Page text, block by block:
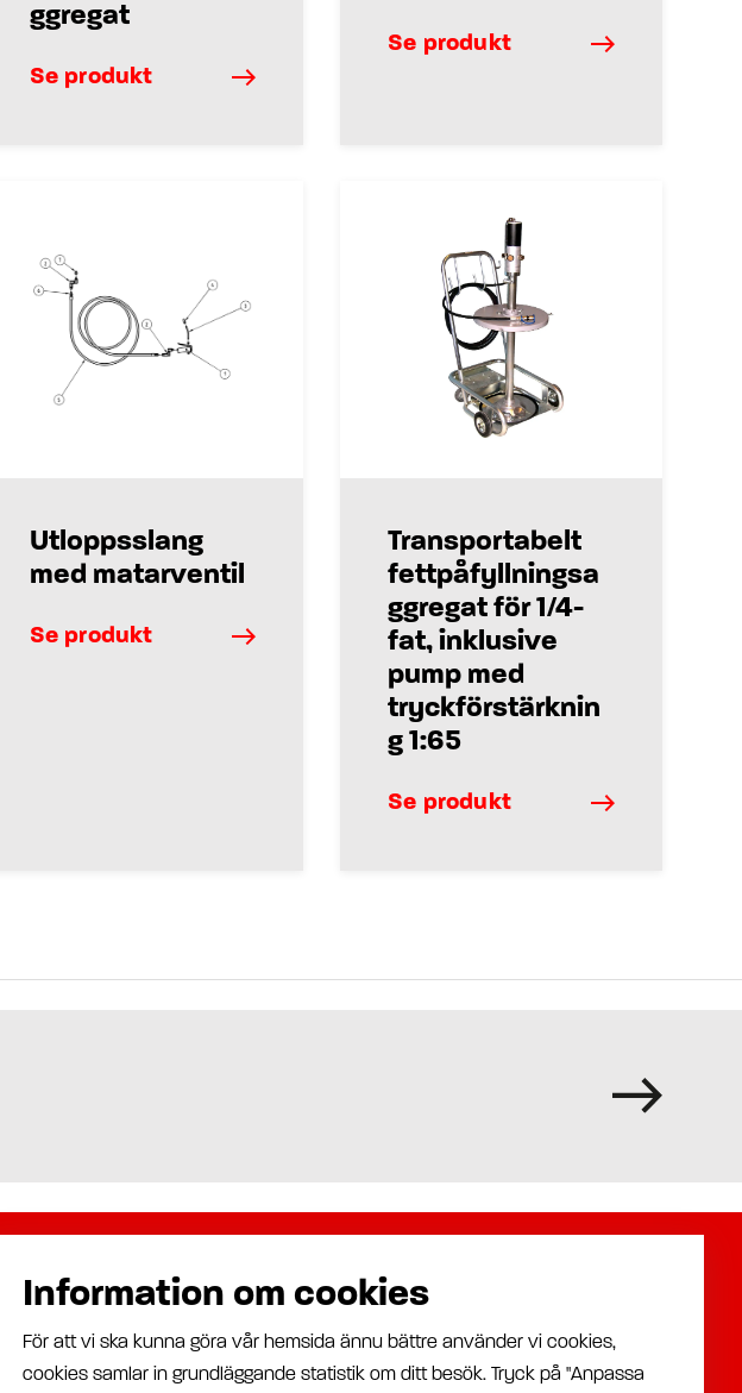
ggregat
Se produkt
Se produkt
Utloppsslang
med matarventil
Se produkt
Transportabelt
fettpåfyllningsa
ggregat för 1/4-
fat, inklusive
pump med
tryckförstärknin
g 1:65
Se produkt
Produktutbud
Automatiska smörjsystem
Manuell smörjning
Om oss
Branscher
Nyheter
Prästängsvägen 15
597 30 Åtvidaberg
Information om cookies
För att vi ska kunna göra vår hemsida ännu bättre använder vi cookies,
cookies samlar in grundläggande statistik om ditt besök. Tryck på "Anpassa